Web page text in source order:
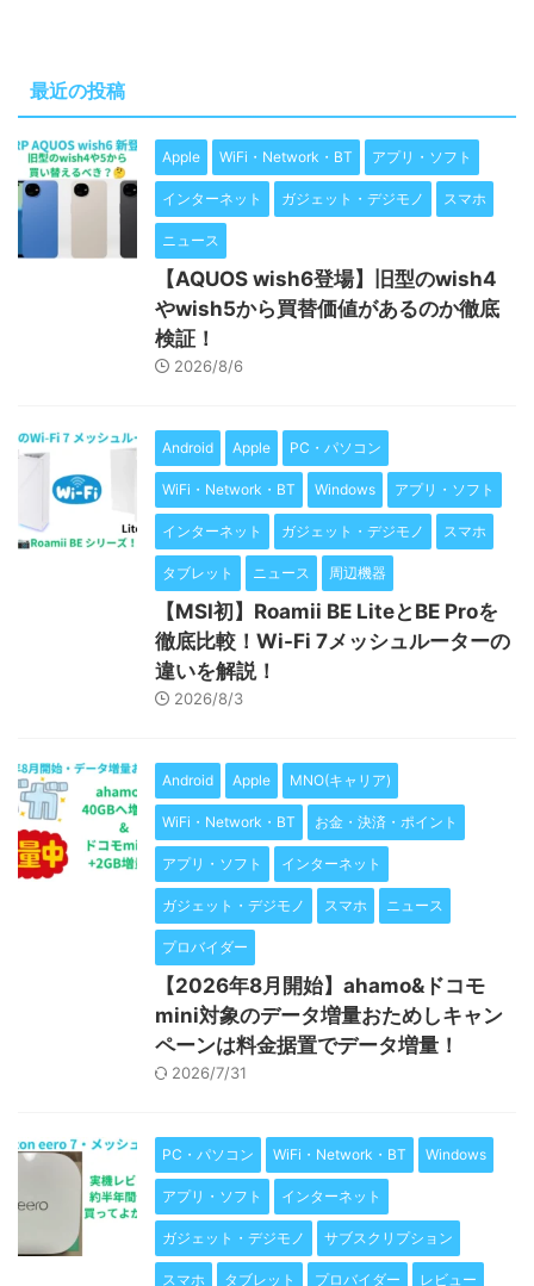
最近の投稿
Apple WiFi・Network・BT アプリ・ソフト
インターネット ガジェット・デジモノ スマホ
ニュース
【AQUOS wish6登場】旧型のwish4
やwish5から買替価値があるのか徹底
検証！
2026/8/6
Android Apple PC・パソコン
WiFi・Network・BT Windows アプリ・ソフト
インターネット ガジェット・デジモノ スマホ
タブレット ニュース 周辺機器
【MSI初】Roamii BE LiteとBE Proを
徹底比較！Wi-Fi 7メッシュルーターの
違いを解説！
2026/8/3
Android Apple MNO(キャリア)
WiFi・Network・BT お金・決済・ポイント
アプリ・ソフト インターネット
ガジェット・デジモノ スマホ ニュース
プロバイダー
【2026年8月開始】ahamo&ドコモ
mini対象のデータ増量おためしキャン
ペーンは料金据置でデータ増量！
2026/7/31
PC・パソコン WiFi・Network・BT Windows
アプリ・ソフト インターネット
ガジェット・デジモノ サブスクリプション
スマホ タブレット プロバイダー レビュー